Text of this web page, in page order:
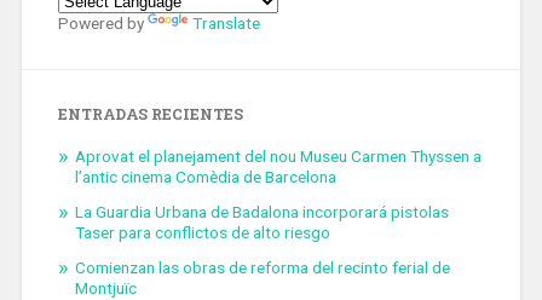
Powered by Translate
ENTRADAS RECIENTES
Aprovat el planejament del nou Museu Carmen Thyssen a
l’antic cinema Comèdia de Barcelona
La Guardia Urbana de Badalona incorporará pistolas
Taser para conflictos de alto riesgo
Comienzan las obras de reforma del recinto ferial de
Montjuïc